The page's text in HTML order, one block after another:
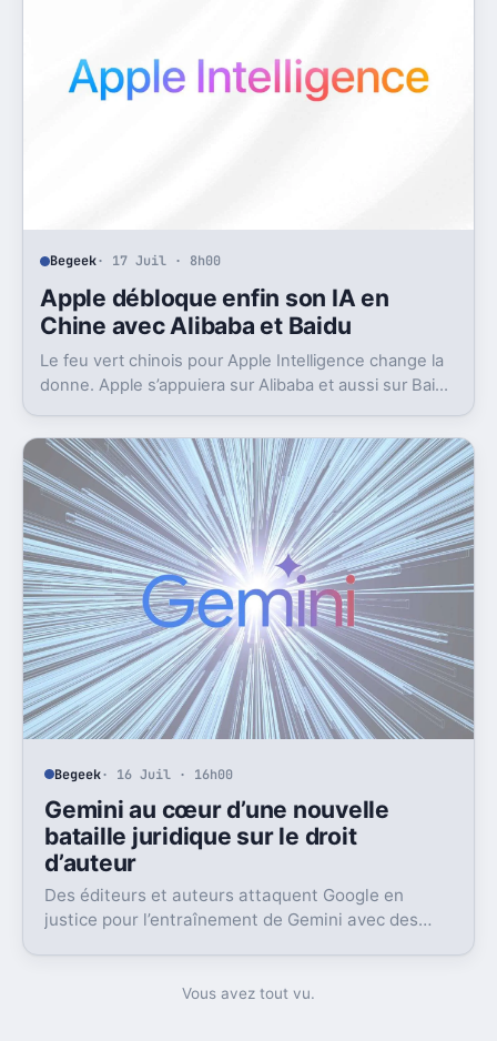
Begeek· 17 Juil · 8h00
Apple débloque enfin son IA en
Chine avec Alibaba et Baidu
Le feu vert chinois pour Apple Intelligence change la
donne. Apple s’appuiera sur Alibaba et aussi sur Baidu
Begeek· 16 Juil · 16h00
Gemini au cœur d’une nouvelle
bataille juridique sur le droit
d’auteur
Des éditeurs et auteurs attaquent Google en
justice pour l’entraînement de Gemini avec des